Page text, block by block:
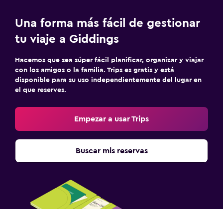
Una forma más fácil de gestionar
tu viaje a Giddings
Hacemos que sea súper fácil planificar, organizar y viajar
con los amigos o la familia. Trips es gratis y está
disponible para su uso independientemente del lugar en
el que reserves.
Empezar a usar Trips
Buscar mis reservas